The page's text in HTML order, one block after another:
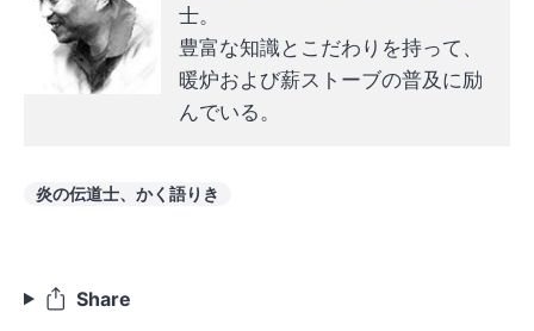
士。
豊富な知識とこだわりを持って、
暖炉および薪ストーブの普及に励
んでいる。
炎の伝道士、かく語りき
Share